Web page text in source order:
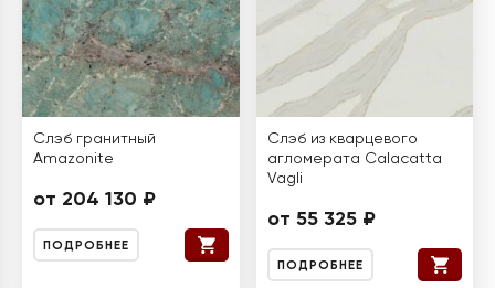
Слэб гранитный
Amazonite
от 204 130 ₽
ПОДРОБНЕЕ
Слэб из кварцевого
агломерата Calacatta
Vagli
от 55 325 ₽
ПОДРОБНЕЕ